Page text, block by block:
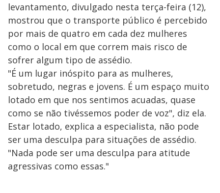
levantamento, divulgado nesta terça-feira (12),
mostrou que o transporte público é percebido
por mais de quatro em cada dez mulheres
como o local em que correm mais risco de
sofrer algum tipo de assédio.
"É um lugar inóspito para as mulheres,
sobretudo, negras e jovens. É um espaço muito
lotado em que nos sentimos acuadas, quase
como se não tivéssemos poder de voz", diz ela.
Estar lotado, explica a especialista, não pode
ser uma desculpa para situações de assédio.
"Nada pode ser uma desculpa para atitude
agressivas como essas."